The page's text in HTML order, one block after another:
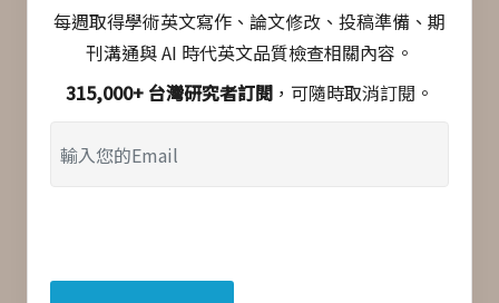
每週取得學術英文寫作、論文修改、投稿準備、期
刊溝通與 AI 時代英文品質檢查相關內容。
315,000+ 台灣研究者訂閱 ，可隨時取消訂閱。